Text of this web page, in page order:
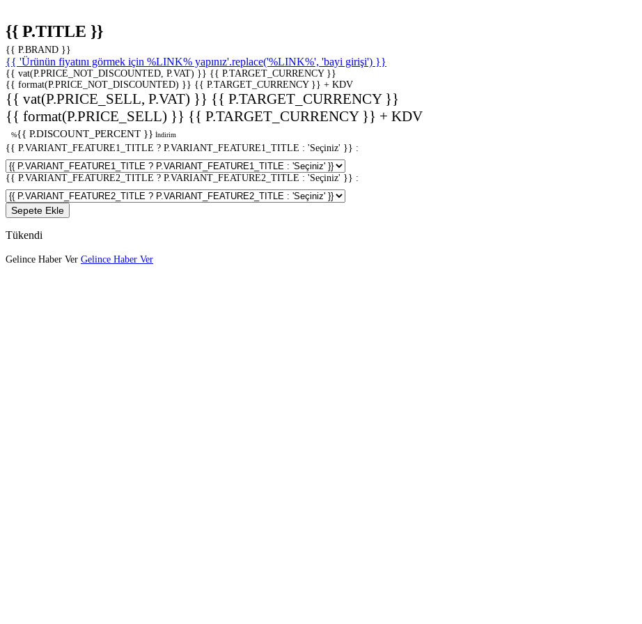
{{ P.TITLE }}
{{ P.BRAND }}
{{ 'Ürünün fiyatını görmek için %LINK% yapınız'.replace('%LINK%', 'bayi girişi') }}
{{ vat(P.PRICE_NOT_DISCOUNTED, P.VAT) }} {{ P.TARGET_CURRENCY }}
{{ format(P.PRICE_NOT_DISCOUNTED) }} {{ P.TARGET_CURRENCY }} + KDV
{{ vat(P.PRICE_SELL, P.VAT) }} {{ P.TARGET_CURRENCY }}
{{ format(P.PRICE_SELL) }} {{ P.TARGET_CURRENCY }} + KDV
%{{ P.DISCOUNT_PERCENT }} İndirim
{{ P.VARIANT_FEATURE1_TITLE ? P.VARIANT_FEATURE1_TITLE : 'Seçiniz' }} :
{{ P.VARIANT_FEATURE2_TITLE ? P.VARIANT_FEATURE2_TITLE : 'Seçiniz' }} :
Sepete Ekle
Tükendi
Gelince Haber Ver Gelince Haber Ver